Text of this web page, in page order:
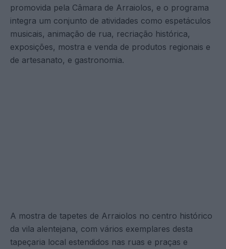
promovida pela Câmara de Arraiolos, e o programa
integra um conjunto de atividades como espetáculos
musicais, animação de rua, recriação histórica,
exposições, mostra e venda de produtos regionais e
de artesanato, e gastronomia.
A mostra de tapetes de Arraiolos no centro histórico
da vila alentejana, com vários exemplares desta
tapeçaria local estendidos nas ruas e praças e